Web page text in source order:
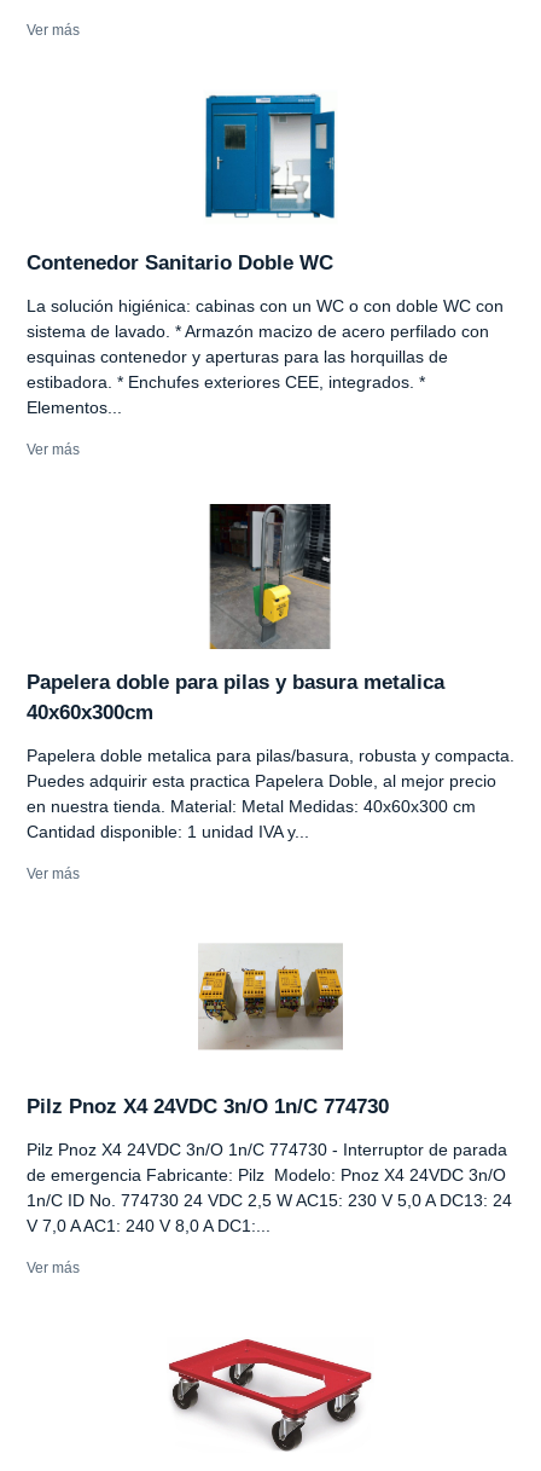
Ver más
Contenedor Sanitario Doble WC
La solución higiénica: cabinas con un WC o con doble WC con
sistema de lavado. * Armazón macizo de acero perfilado con
esquinas contenedor y aperturas para las horquillas de
estibadora. * Enchufes exteriores CEE, integrados. *
Elementos...
Ver más
Papelera doble para pilas y basura metalica
40x60x300cm
Papelera doble metalica para pilas/basura, robusta y compacta.
Puedes adquirir esta practica Papelera Doble, al mejor precio
en nuestra tienda. Material: Metal Medidas: 40x60x300 cm
Cantidad disponible: 1 unidad IVA y...
Ver más
Pilz Pnoz X4 24VDC 3n/O 1n/C 774730
Pilz Pnoz X4 24VDC 3n/O 1n/C 774730 - Interruptor de parada
de emergencia Fabricante: Pilz Modelo: Pnoz X4 24VDC 3n/O
1n/C ID No. 774730 24 VDC 2,5 W AC15: 230 V 5,0 A DC13: 24
V 7,0 A AC1: 240 V 8,0 A DC1:...
Ver más